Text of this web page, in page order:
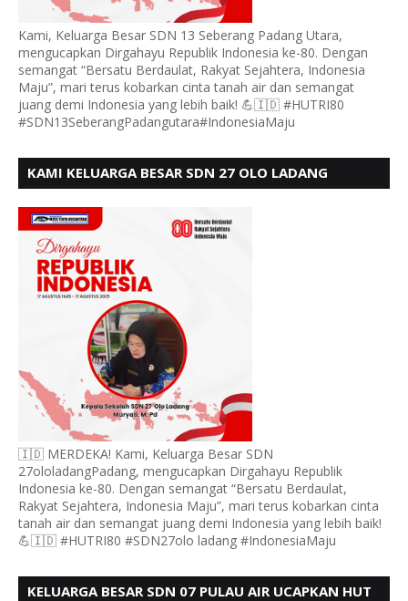
Kami, Keluarga Besar SDN 13 Seberang Padang Utara,
mengucapkan Dirgahayu Republik Indonesia ke-80. Dengan
semangat “Bersatu Berdaulat, Rakyat Sejahtera, Indonesia
Maju”, mari terus kobarkan cinta tanah air dan semangat
juang demi Indonesia yang lebih baik! 💪🇮🇩 #HUTRI80
#SDN13SeberangPadangutara#IndonesiaMaju
KAMI KELUARGA BESAR SDN 27 OLO LADANG
🇮🇩 MERDEKA! Kami, Keluarga Besar SDN
27ololadangPadang, mengucapkan Dirgahayu Republik
Indonesia ke-80. Dengan semangat “Bersatu Berdaulat,
Rakyat Sejahtera, Indonesia Maju”, mari terus kobarkan cinta
tanah air dan semangat juang demi Indonesia yang lebih baik!
💪🇮🇩 #HUTRI80 #SDN27olo ladang #IndonesiaMaju
KELUARGA BESAR SDN 07 PULAU AIR UCAPKAN HUT